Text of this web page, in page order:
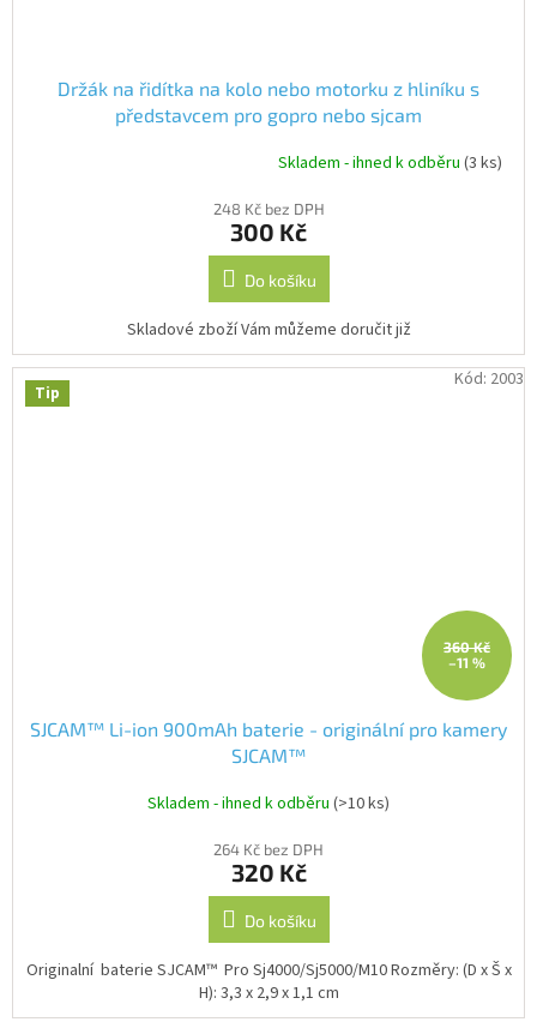
Držák na řidítka na kolo nebo motorku z hliníku s
představcem pro gopro nebo sjcam
Skladem - ihned k odběru (3 ks)
248 Kč bez DPH
300 Kč
Do košíku
Skladové zboží Vám můžeme doručit již
Tip
360 Kč
–11 %
SJCAM™ Li-ion 900mAh baterie - originální pro kamery
SJCAM™
Skladem - ihned k odběru (>10 ks)
264 Kč bez DPH
320 Kč
Do košíku
Originalní baterie SJCAM™ Pro Sj4000/Sj5000/M10 Rozměry: (D x Š x
H): 3,3 x 2,9 x 1,1 cm
Kód: 2003